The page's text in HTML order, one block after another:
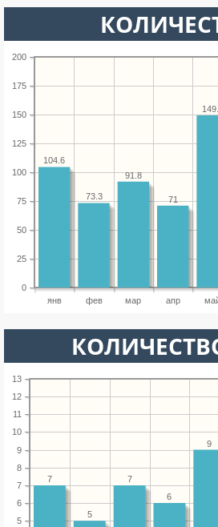
янв фев мар апр
0
25
50
75
100
125
150
175
200
71
91.8
73.3
104.6
5
6
7
8
9
10
11
12
13
9
6
7
5
7